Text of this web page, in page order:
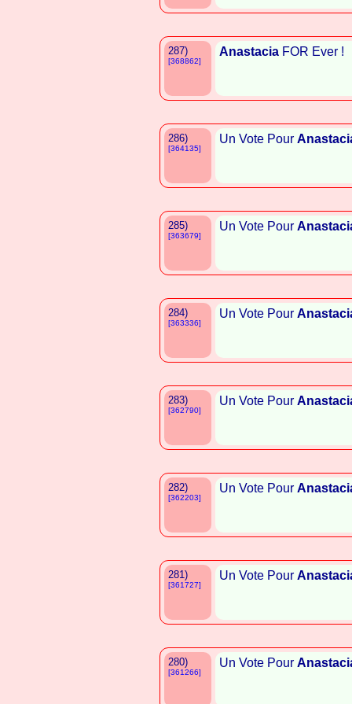
287)
[368862]
Anastacia FOR Ever !
286)
[364135]
Un Vote Pour
285)
[363679]
Un Vote Pour
284)
[363336]
Un Vote Pour
283)
[362790]
Un Vote Pour
282)
[362203]
Un Vote Pour
281)
[361727]
Un Vote Pour
280)
[361266]
Un Vote Pour